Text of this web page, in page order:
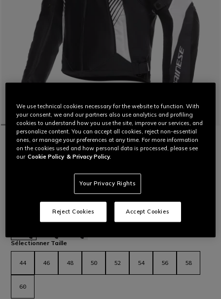
ACCUEIL MOTO HOMMES BLOUSONS IMPERMÉABLES
SUPER RIDER 2 ABSOLUTESHELL™
JACKET
avec protections certifiées au niveau des épaules, du torse et
du dos. Polyvalente quelles que soient les conditions, grâce à
sa membrane imperméable Absøluteshell™ amovible.
Lire plus
sélectionné
Sélectionner Taille
44 46 48 50 52 54 56 58
60
We use technical cookies necessary for the website to function. With
your consent, we and our partners also use analytics and profiling
cookies to understand how you use the site, improve our services, and
personalize content. You can accept all cookies, reject non-essential
ones, or manage your preferences at any time. For more information
on the cookies used and how personal data is processed, please see
our Cookie Policy & Privacy Policy.
Your Privacy Rights
Reject Cookies Accept Cookies